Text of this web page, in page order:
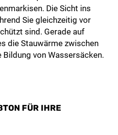
Die Sicht ins
Sie gleichzeitig vor
sind. Gerade auf
die Stauwärme zwischen
Bildung von Wassersäcken.
FÜR IHRE